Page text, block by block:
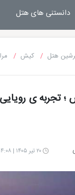
خبری پرشین هتل
دانستنی های هتل
هتل کیش
؛ تجربه ی
۲۰ تیر ۱۴۰۵ | ۱۴:۰۸